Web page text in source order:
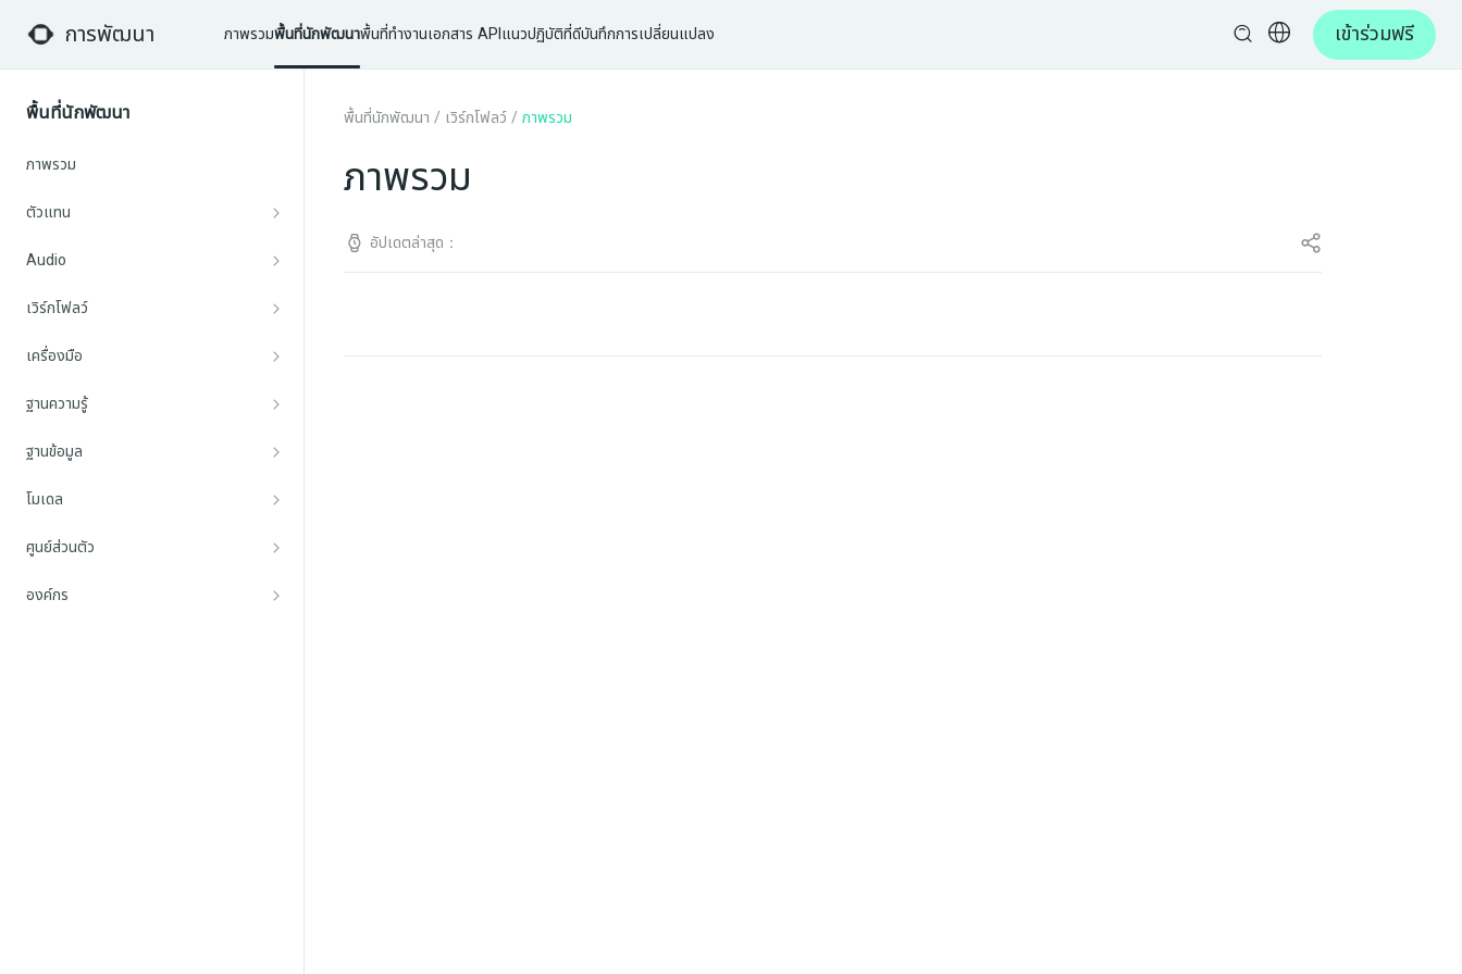
การพัฒนา ภาพรวมพื้นที่นักพัฒนาพื้นที่ทำงานเอกสาร APIแนวปฏิบัติที่ดีบันทึกการเปลี่ยนแปลง เข้าร่วมฟรี
พื้นที่นักพัฒนา
ภาพรวม
ตัวแทน
Audio
เวิร์กโฟลว์
เครื่องมือ
ฐานความรู้
ฐานข้อมูล
โมเดล
ศูนย์ส่วนตัว
องค์กร
พื้นที่นักพัฒนา / เวิร์กโฟลว์/ ภาพรวม
ภาพรวม
อัปเดตล่าสุด：